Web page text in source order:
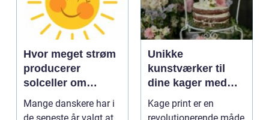
Hvor meget strøm
producerer
solceller om
vinteren?
Mange danskere har i
Unikke
kunstværker til
dine kager med
kage print
Kage print er en